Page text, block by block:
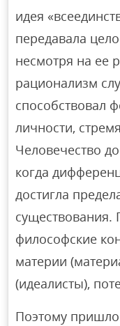
идея
передавала
несмотря на ее
рационализм
способствовал
личности,
Человечество
когда
достигла
существования.
философские
материи
(идеалисты),
Поэтому